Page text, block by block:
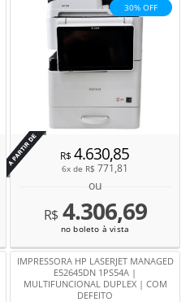
30% OFF
Por
R$4.630,85
6x de R$ 771,81
ou
R$4.306,69
no boleto à vista
IMPRESSORA HP LASERJET MANAGED
E52645DN 1PS54A |
MULTIFUNCIONAL DUPLEX | COM
DEFEITO